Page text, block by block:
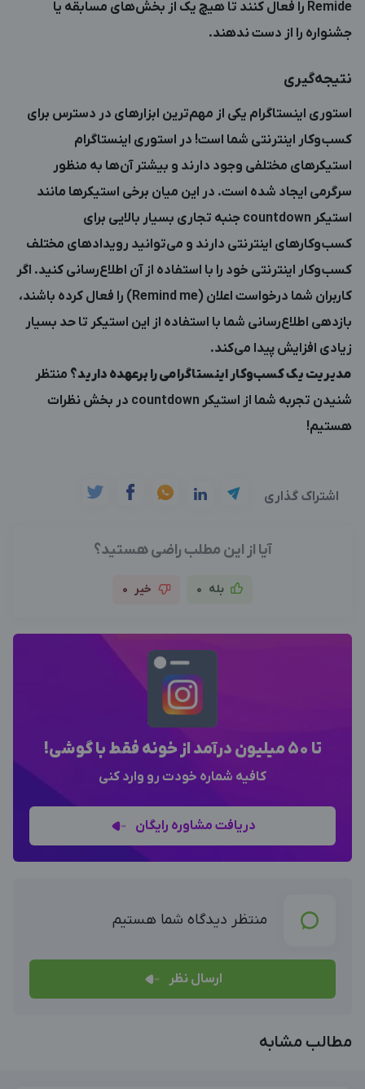
Remide را فعال کنند تا هیچ‌ یک از بخش‌های مسابقه یا
جشنواره را از دست ندهند.
نتیجه‌گیری
استوری اینستاگرام یکی از مهم‌ترین ابزارهای در دسترس برای
کسب‌وکار اینترنتی شما است! در استوری اینستاگرام
استیکرهای مختلفی وجود دارند و بیشتر آن‌ها به منظور
سرگرمی ایجاد شده است. در این میان برخی استیکرها مانند
استیکر countdown جنبه تجاری بسیار بالایی برای
کسب‌وکارهای اینترنتی دارند و می‌توانید رویدادهای مختلف
کسب‌وکار اینترنتی خود را با استفاده از آن اطلاع‌رسانی کنید. اگر
کاربران شما درخواست اعلان (Remind me) را فعال کرده باشند،
بازدهی اطلاع‌رسانی شما با استفاده از این استیکر تا حد بسیار
زیادی افزایش پیدا می‌کند.
مدیریت یک کسب‌وکار اینستاگرامی را برعهده دارید؟ منتظر
شنیدن تجربه شما از استیکر countdown در بخش نظرات
هستیم!
اشتراک گذاری
آیا از این مطلب راضی هستید؟
بله 0 خیر 0
تا 50 میلیون درآمد از خونه فقط با گوشی!
کافیه شماره خودت رو وارد کنی
دریافت مشاوره رایگان
منتظر دیدگاه شما هستیم
ارسال نظر
مطالب مشابه